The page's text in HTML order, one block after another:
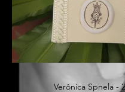
Verônica Spnela -